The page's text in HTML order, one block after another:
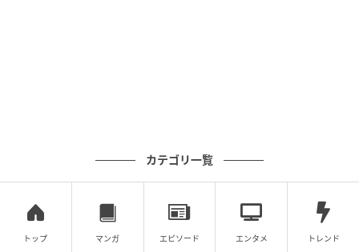
の記事をもっとみる
カテゴリ一覧
トップ マンガ エピソード エンタメ トレンド